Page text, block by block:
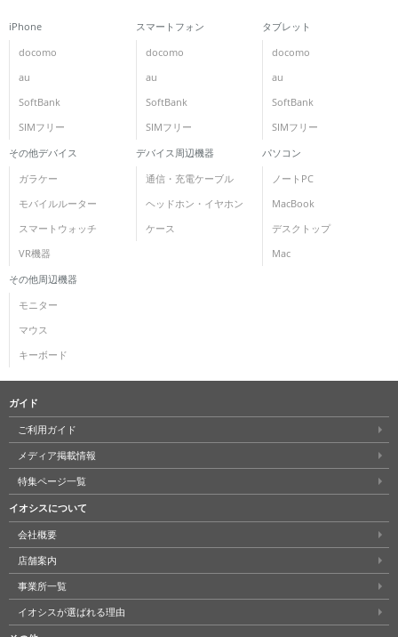
iPhone
docomo
au
SoftBank
SIMフリー
スマートフォン
docomo
au
SoftBank
SIMフリー
タブレット
docomo
au
SoftBank
SIMフリー
その他デバイス
ガラケー
モバイルルーター
スマートウォッチ
VR機器
デバイス周辺機器
通信・充電ケーブル
ヘッドホン・イヤホン
ケース
パソコン
ノートPC
MacBook
デスクトップ
Mac
その他周辺機器
モニター
マウス
キーボード
ガイド
ご利用ガイド
メディア掲載情報
特集ページ一覧
イオシスについて
会社概要
店舗案内
事業所一覧
イオシスが選ばれる理由